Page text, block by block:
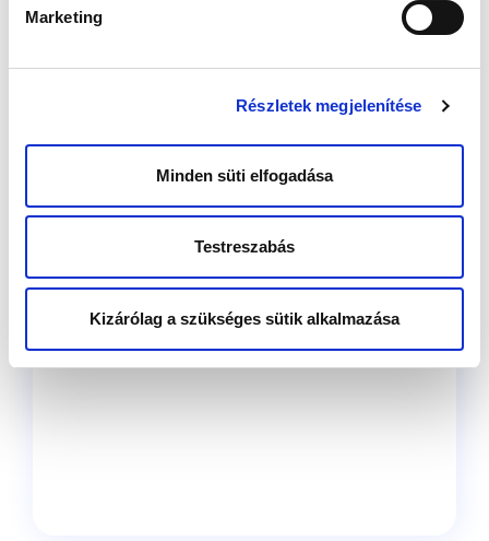
Marketing
Részletek megjelenítése
Minden süti elfogadása
Testreszabás
Kizárólag a szükséges sütik alkalmazása